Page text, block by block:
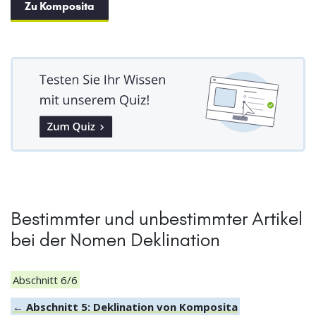
Zu Komposita
Bestimmter und unbestimmter Artikel
bei der Nomen Deklination
Abschnitt 6/6
← Abschnitt 5: Deklination von Komposita